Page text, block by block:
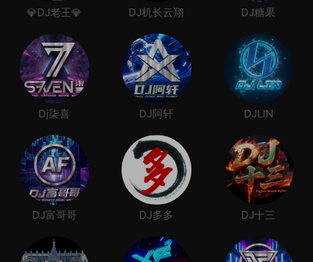
💎DJ老王💎 DJ机长云翔 DJ糖果
Dj柒喜 DJ阿轩 DJLIN
DJ富哥哥 DJ多多 DJ十三